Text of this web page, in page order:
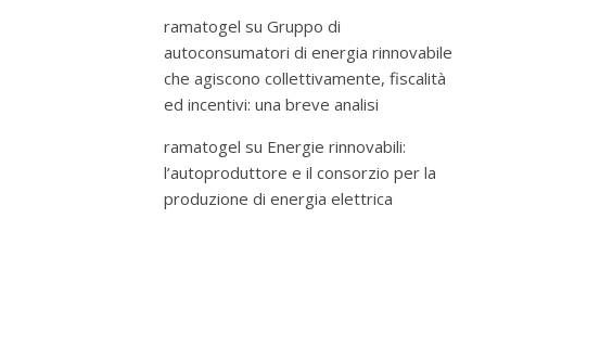
ramatogel su Gruppo di
autoconsumatori di energia rinnovabile
che agiscono collettivamente, fiscalità
ed incentivi: una breve analisi
ramatogel su Energie rinnovabili:
l’autoproduttore e il consorzio per la
produzione di energia elettrica